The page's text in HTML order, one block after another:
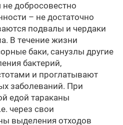
добросовестно
– не достаточно
подвалы и чердаки
В течение жизни
баки, санузлы другие
бактерий,
и проглатывают
заболеваний. При
едой тараканы
через свои
выделения отходов